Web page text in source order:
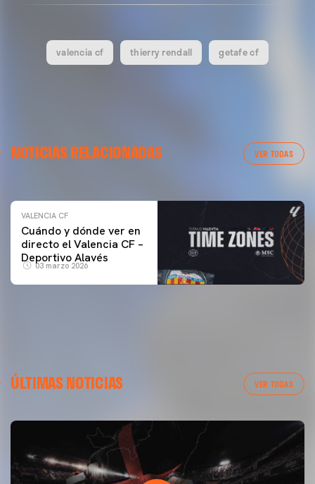
valencia cf thierry rendall getafe cf
NOTICIAS RELACIONADAS VER TODAS
ENTRENAMIENTO DEL VALENCIA CF 04/03/26
VALENCIA CF
Cuándo y dónde ver en
directo el Valencia CF –
Deportivo Alavés
03 marzo 2026
ÚLTIMAS NOTICIAS VER TODAS